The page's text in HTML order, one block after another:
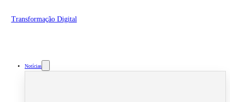
Transformação Digital
Notícias